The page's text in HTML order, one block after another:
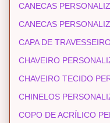
CANECAS
CANECAS
CAPA DE
CHAVEIRO
CHAVEIRO TECIDO
CHINELOS
COPO DE ACRÍLICO